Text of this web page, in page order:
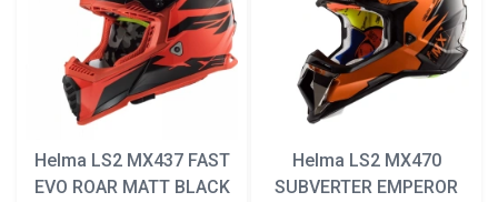
Helma LS2 MX437 FAST
EVO ROAR MATT BLACK
Helma LS2 MX470
SUBVERTER EMPEROR